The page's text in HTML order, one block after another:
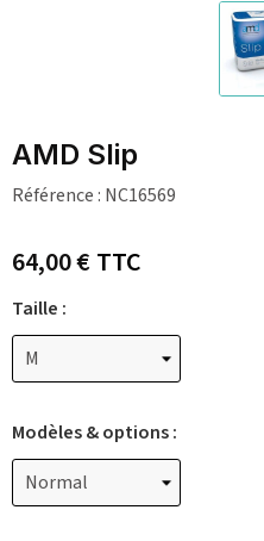
AMD Slip
Référence : NC16569
64,00 €TTC
Taille :
Modèles & options :